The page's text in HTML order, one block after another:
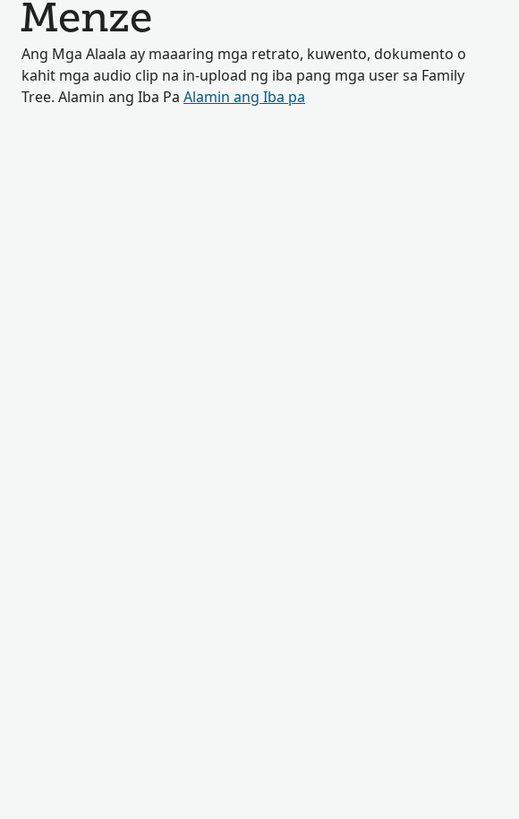
Menze
Ang Mga Alaala ay maaaring mga retrato, kuwento, dokumento o
kahit mga audio clip na in-upload ng iba pang mga user sa Family
Tree. Alamin ang Iba Pa Alamin ang Iba pa